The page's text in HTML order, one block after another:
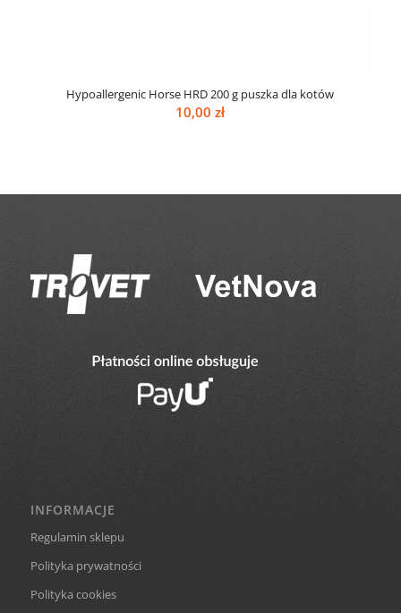
Hypoallergenic Horse HRD 200 g puszka dla kotów
10,00zł
INFORMACJE
Regulamin sklepu
Polityka prywatności
Polityka cookies